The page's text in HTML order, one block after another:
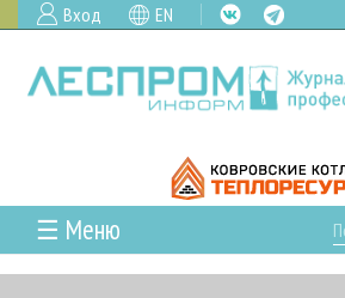
Вход EN
☰ Меню
ГЛАВНАЯ